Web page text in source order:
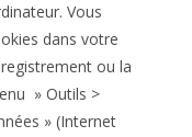
Vous
dans votre
ou la
» Outils >
» (Internet